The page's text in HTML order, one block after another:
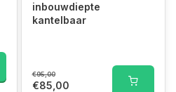
inbouwdiepte
kantelbaar
€95,00
€85,00